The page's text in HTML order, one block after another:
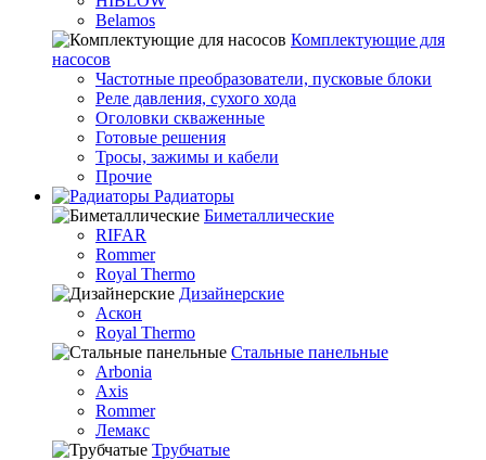
Belamos
Комплектующие для
насосов
Частотные преобразователи, пусковые блоки
Реле давления, сухого хода
Оголовки скваженные
Готовые решения
Тросы, зажимы и кабели
Прочие
Радиаторы
Биметаллические
RIFAR
Rommer
Royal Thermo
Дизайнерские
Аскон
Royal Thermo
Стальные панельные
Arbonia
Axis
Rommer
Лемакс
Трубчатые